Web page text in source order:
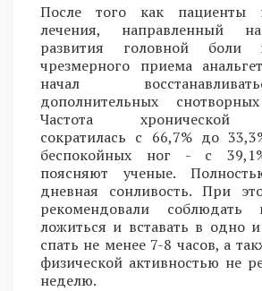
После того как пациенты
лечения, направленный
развития головной
чрезмерного приема
начал
дополнительных
Частота хронической
сократилась с 66,7% до
беспокойных ног - с
поясняют ученые.
дневная сонливость. При
рекомендовали соблюдать
ложиться и вставать в одно
спать не менее 7-8 часов, а
физической активностью не
неделю.